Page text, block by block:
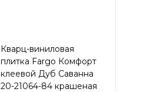
Кварц-виниловая
плитка Fargo Комфорт
клеевой Дуб Саванна
20-21064-84 крашеная